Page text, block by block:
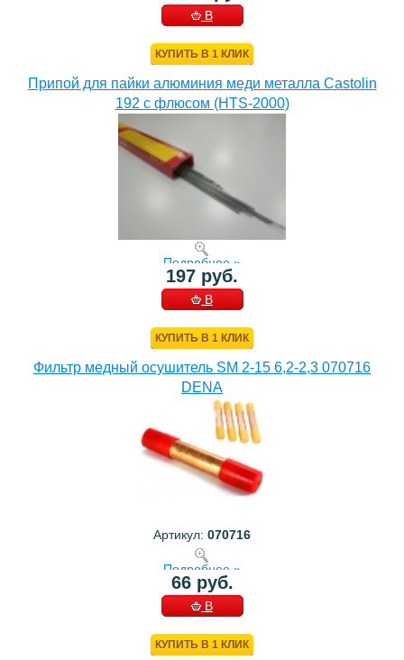
В
КУПИТЬ В 1 КЛИК
Припой для пайки алюминия меди металла Castolin
192 с флюсом (HTS-2000)
Подробнее »
197 руб.
В
КУПИТЬ В 1 КЛИК
Фильтр медный осушитель SM 2-15 6,2-2,3 070716
DENA
Артикул: 070716
Подробнее »
66 руб.
В
КУПИТЬ В 1 КЛИК